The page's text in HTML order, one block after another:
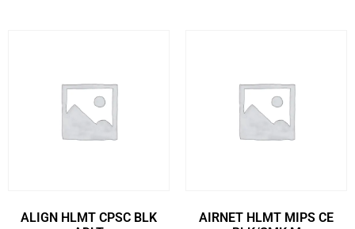
ALIGN HLMT CPSC BLK
AIRNET HLMT MIPS CE